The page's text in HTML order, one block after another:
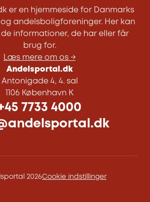
er en hjemmeside for Danmarks
andelsboligforeninger. Her kan
informationer, de har eller får
brug for.
Læs mere om os →
Andelsportal.dk
Antonigade 4, 4. sal
1106 København K
7733 4000
2026Cookie indstillinger